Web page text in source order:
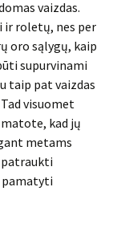
vaizdas.
ir roletų, nes per
oro sąlygų, kaip
supurvinami
taip pat vaizdas
visuomet
kad jų
metams
patraukti
pamatyti